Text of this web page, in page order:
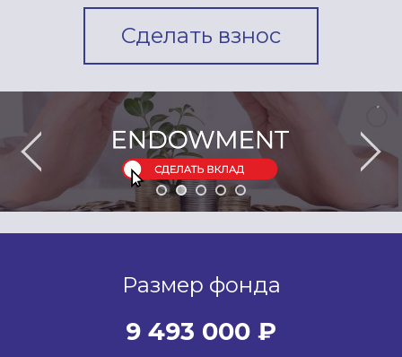
Сделать взнос
Размер фонда
9 493 000 ₽